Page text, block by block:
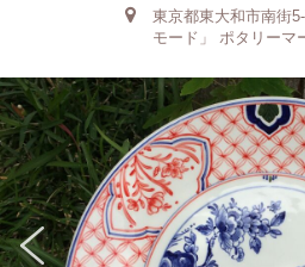
東京都東大和市南街
モード」 ポタリーマ